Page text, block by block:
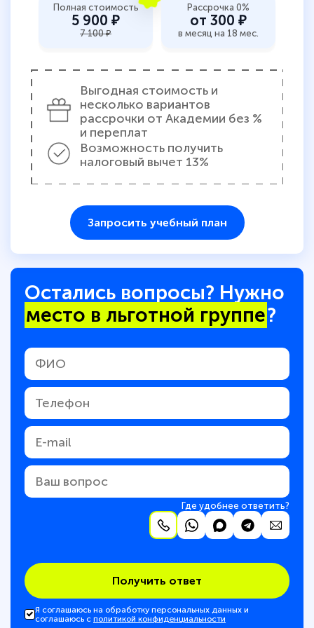
10 марта 2026
Оставила заявку на обучение онлайн, мне
быстро ответили, разъяснили все детали.
Обучение понравилось: огромное
количество тематической литературы,
прохождения курса, удобная система
аттестации, проблем не возникло ни на
Полная стоимость
5 900 ₽
7 100 ₽
Рассрочка 0%
от 300 ₽
в месяц на 18 мес.
Выгодная стоимость и
несколько вариантов
рассрочки от Академии без %
и переплат
Возможность получить
налоговый вычет 13%
Запросить учебный план
Остались вопросы? Нужно
место в льготной группе?
Где удобнее ответить?
Получить ответ
Я соглашаюсь на обработку персональных данных и
соглашаюсь с политикой конфиденциальности